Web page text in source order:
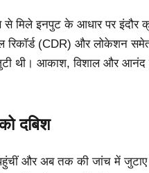
से मिले इनपुट के आधार पर इंदौर
रिकॉर्ड (CDR) और लोकेशन
जुटी थी। आकाश, विशाल और
दबिश
और अब तक की जांच में